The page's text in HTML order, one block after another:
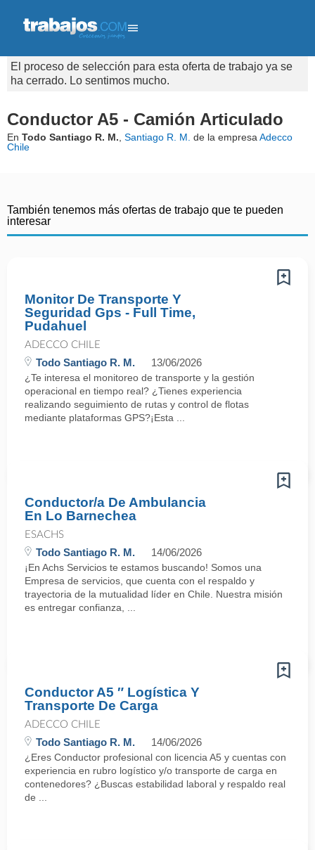
El proceso de selección para esta oferta de trabajo ya se
ha cerrado. Lo sentimos mucho.
Conductor A5 - Camión Articulado
En Todo Santiago R. M. Santiago R. M. de la empresa Adecco
Chile
También tenemos más ofertas de trabajo que te pueden
interesar
Monitor De Transporte Y
Seguridad Gps - Full Time,
Pudahuel
ADECCO CHILE
Todo Santiago R. M. 13/06/2026
¿Te interesa el monitoreo de transporte y la gestión
operacional en tiempo real? ¿Tienes experiencia
realizando seguimiento de rutas y control de flotas
mediante plataformas GPS?¡Esta ...
Conductor/a De Ambulancia
En Lo Barnechea
ESACHS
Todo Santiago R. M. 14/06/2026
¡En Achs Servicios te estamos buscando! Somos una
Empresa de servicios, que cuenta con el respaldo y
trayectoria de la mutualidad líder en Chile. Nuestra misión
es entregar confianza, ...
Conductor A5 ″ Logística Y
Transporte De Carga
ADECCO CHILE
Todo Santiago R. M. 14/06/2026
¿Eres Conductor profesional con licencia A5 y cuentas con
experiencia en rubro logístico y/o transporte de carga en
contenedores? ¿Buscas estabilidad laboral y respaldo real
de ...